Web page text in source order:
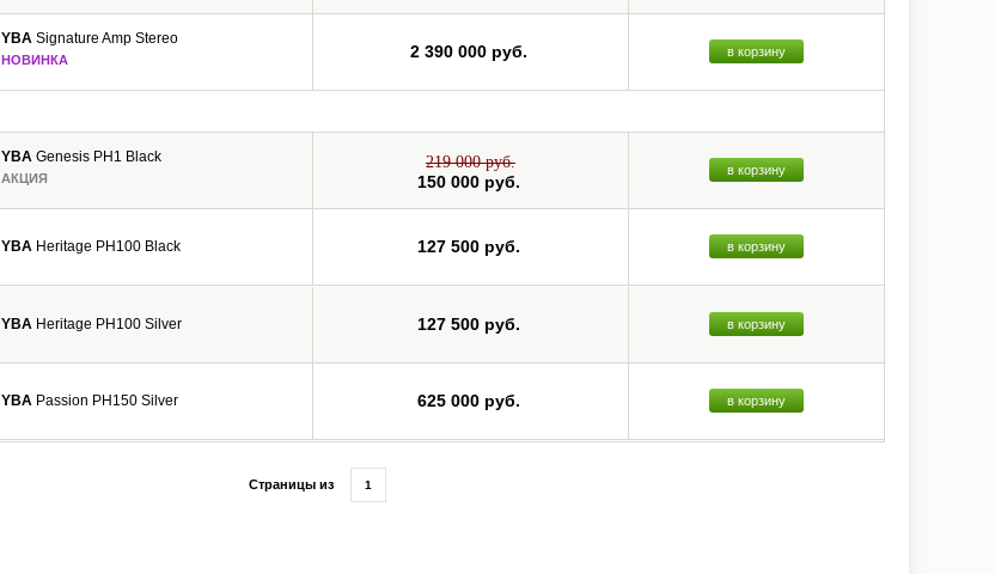
YBA Signature Amp Stereo
НОВИНКА 2 390 000 руб. в корзину
YBA Genesis PH1 Black
АКЦИЯ
219 000 руб.
150 000 руб.
в корзину
YBA Heritage PH100 Black 127 500 руб. в корзину
YBA Heritage PH100 Silver 127 500 руб. в корзину
YBA Passion PH150 Silver 625 000 руб. в корзину
Страницы из 1